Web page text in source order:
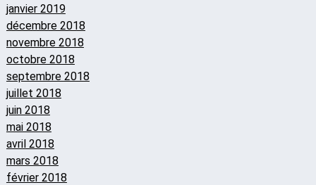
janvier 2019
décembre 2018
novembre 2018
octobre 2018
septembre 2018
juillet 2018
juin 2018
mai 2018
avril 2018
mars 2018
février 2018